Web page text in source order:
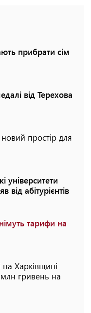
прибрати сім
від Терехова
простір для
університети
абітурієнтів
тарифи на
Харківщині
гривень на